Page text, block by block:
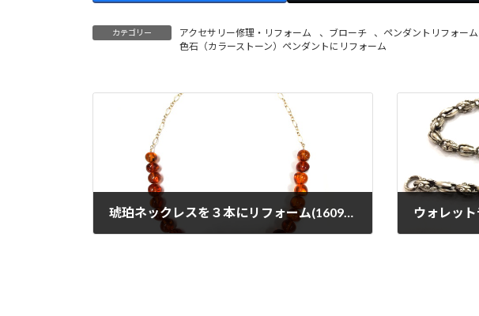
カテゴリー アクセサリー修理・リフォーム 、 ブローチ 、 ペンダントリフォーム
色石（カラーストーン）ペンダントにリフォーム
琥珀ネックレスを３本にリフォーム(160914)